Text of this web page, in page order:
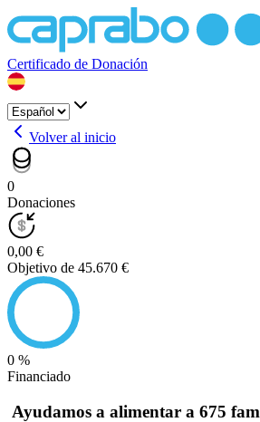
Certificado de Donación
Volver al inicio
0
Donaciones
0,00 €
Objetivo de 45.670 €
0 %
Financiado
Ayudamos a alimentar a 675